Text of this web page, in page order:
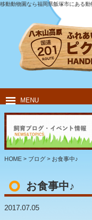
移動動物園なら福岡県飯塚市にある
MENU
HOME ピクニカ
飲食・キャンプ
HOME> ブログ> お食事中♪
お食事中♪
2017.07.05